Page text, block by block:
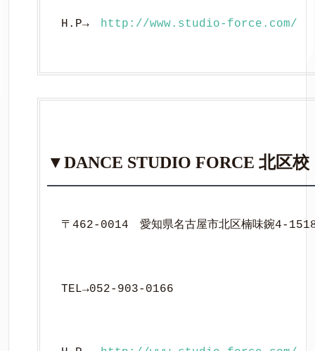
H.P→ http://www.studio-force.com/
▼DANCE STUDIO FORCE 北区校
〒462-0014　愛知県名古屋市北区楠味鋺4-
TEL→052-903-0166